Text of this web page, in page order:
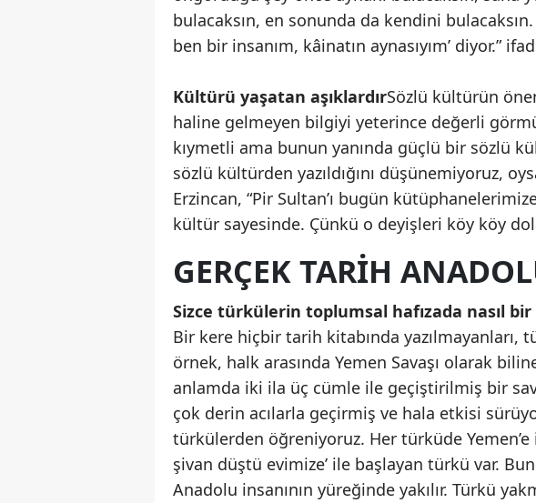
bulacaksın, en sonunda da kendini
ben bir insanım, kâinatın aynasıyım’ diyor.”
Kültürü yaşatan aşıklardırSözlü kültürün
haline gelmeyen bilgiyi yeterince değerli
kıymetli ama bunun yanında güçlü bir sözlü
sözlü kültürden yazıldığını düşünemiyoruz,
Erzincan, “Pir Sultan’ı bugün
kültür sayesinde. Çünkü o deyişleri köy köy
GERÇEK TARIH
Sizce türkülerin toplumsal hafızada nasıl
Bir kere hiçbir tarih kitabında
örnek, halk arasında Yemen Savaşı olarak
anlamda iki ila üç cümle ile geçiştirilmiş bir
çok derin acılarla geçirmiş ve hala etkisi
türkülerden öğreniyoruz. Her türküde Yemen’e
şivan düştü evimize’ ile başlayan türkü var.
Anadolu insanının yüreğinde yakılır. Türkü